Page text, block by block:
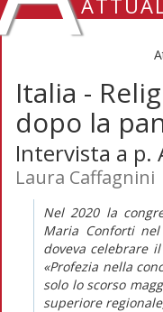
Italia -
dopo la
Intervista a p.
Laura Caffagnini
Nel 2020 la
Maria Conforti
doveva celebrare
«Profezia nella
solo lo scorso
superiore